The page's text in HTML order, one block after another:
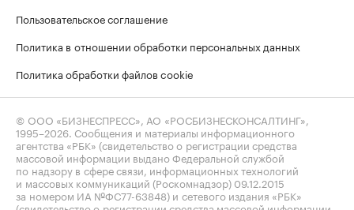
Пользовательское соглашение
Политика в отношении обработки персональных данных
Политика обработки файлов cookie
© ООО «БИЗНЕСПРЕСС», АО «РОСБИЗНЕСКОНСАЛТИНГ»,
1995–2026 . Сообщения и материалы информационного
агентства «РБК» (свидетельство о регистрации средства
массовой информации выдано Федеральной службой
по надзору в сфере связи, информационных технологий
и массовых коммуникаций (Роскомнадзор) 09.12.2015
за номером ИА №ФС77-63848) и сетевого издания «РБК»